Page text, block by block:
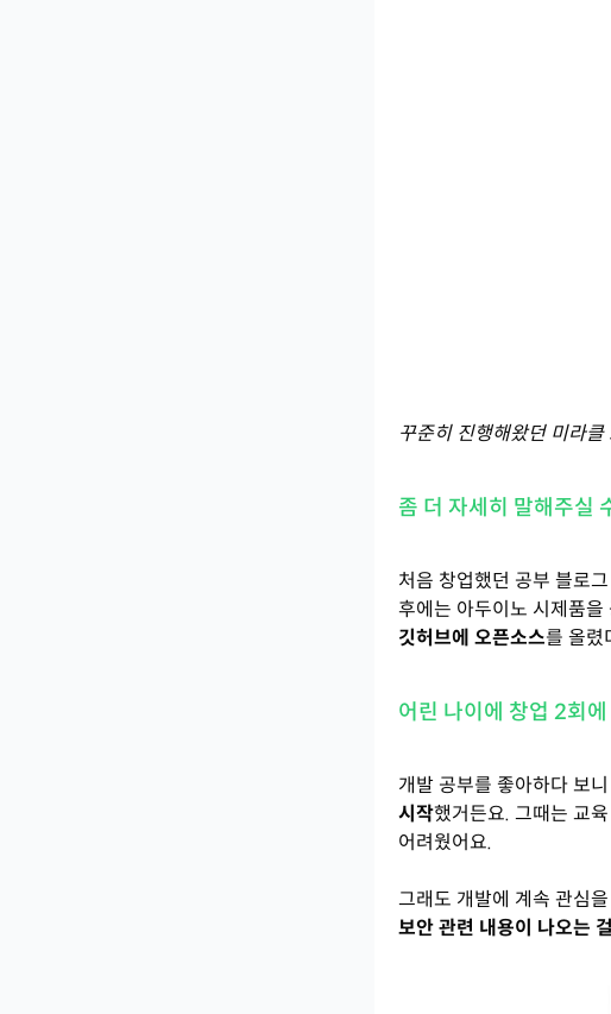
꾸준히 진행해왔던 미라
좀 더 자세히 말해주실
처음 창업했던 공부 블로
후에는 아두이노 시제품
깃허브에 오픈소스를 올렸
어린 나이에 창업 2회
개발 공부를 좋아하다 보
시작했거든요. 그때는 교
어려웠어요.
그래도 개발에 계속 관심
보안 관련 내용이 나오는